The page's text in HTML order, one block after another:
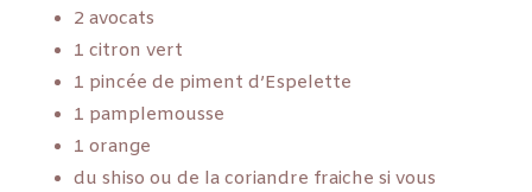
2 avocats
1 citron vert
1 pincée de piment d’Espelette
1 pamplemousse
1 orange
du shiso ou de la coriandre fraiche si vous